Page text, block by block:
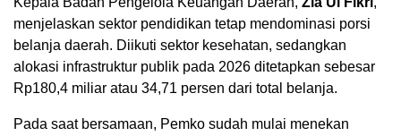
menjelaskan sektor pendidikan tetap mendominasi porsi
belanja daerah. Diikuti sektor kesehatan, sedangkan
alokasi infrastruktur publik pada 2026 ditetapkan sebesar
Rp180,4 miliar atau 34,71 persen dari total belanja.
Pada saat bersamaan, Pemko sudah mulai menekan